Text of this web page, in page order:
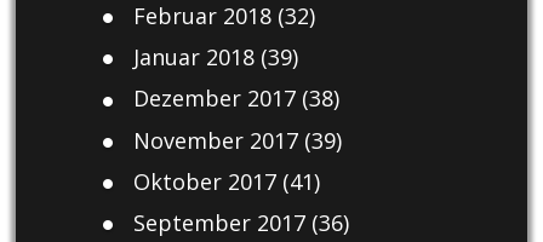
Februar 2018(32)
Januar 2018(39)
Dezember 2017(38)
November 2017(39)
Oktober 2017(41)
September 2017(36)